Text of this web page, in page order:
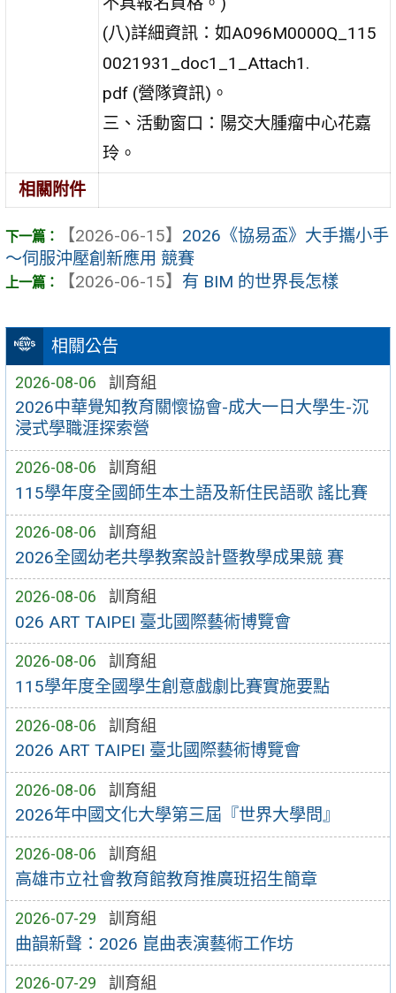
相關公告
2026-08-06 訓育組
2026中華覺知教育關懷協會-成大一日大學生-沉
浸式學職涯探索營
2026-08-06 訓育組
115學年度全國師生本土語及新住民語歌 謠比賽
2026-08-06 訓育組
2026全國幼老共學教案設計暨教學成果競 賽
2026-08-06 訓育組
026 ART TAIPEI 臺北國際藝術博覽會
2026-08-06 訓育組
115學年度全國學生創意戲劇比賽實施要點
2026-08-06 訓育組
2026 ART TAIPEI 臺北國際藝術博覽會
2026-08-06 訓育組
2026年中國文化大學第三屆『世界大學問』
2026-08-06 訓育組
高雄市立社會教育館教育推廣班招生簡章
2026-07-29 訓育組
曲韻新聲：2026 崑曲表演藝術工作坊
2026-07-29 訓育組
(八)詳細資訊：如A096M0000Q_115
0021931_doc1_1_Attach1.
pdf (營隊資訊)。
三、活動窗口：陽交大腫瘤中心花嘉
玲。
相關附件
【2026-06-15】 2026《協易盃》大手攜小手
～伺服沖壓創新應用 競賽
【2026-06-15】 有 BIM 的世界長怎樣